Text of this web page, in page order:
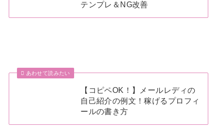
テンプレ＆NG改善
あわせて読みたい
【コピペOK！】メールレディの
自己紹介の例文！稼げるプロフィ
ールの書き方